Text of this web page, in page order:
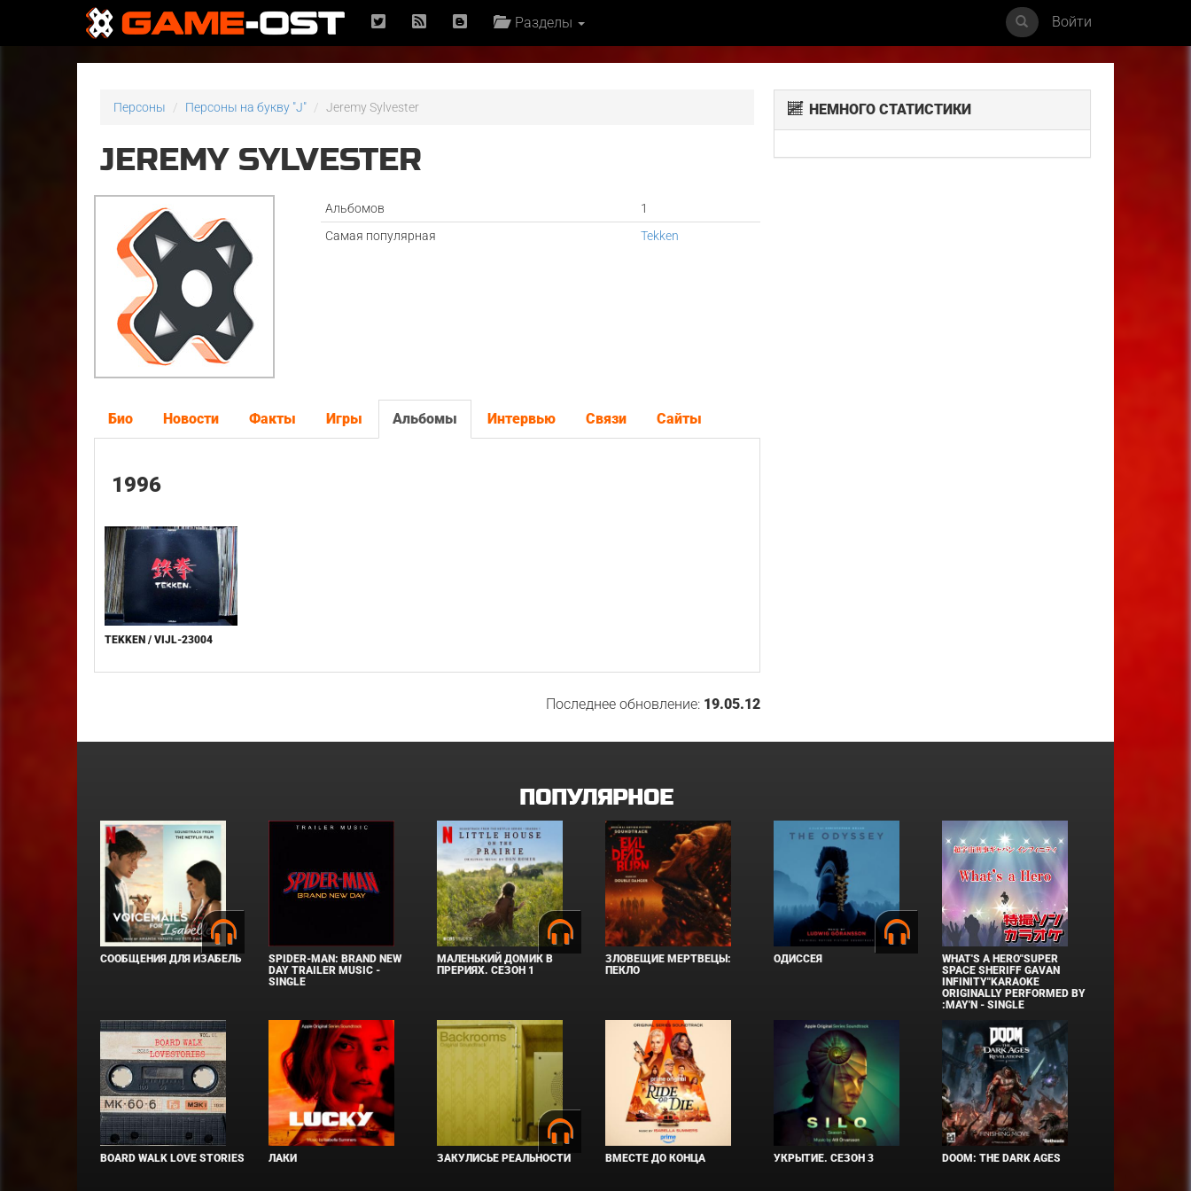
Разделы Войти
Персоны Персоны на букву "J" Jeremy Sylvester
JEREMY SYLVESTER
Альбомов
1
Самая популярная
Tekken
Био Новости Факты Игры Альбомы Интервью Связи Сайты
1996
TEKKEN / VIJL-23004
Последнее обновление: 19.05.12
НЕМНОГО СТАТИСТИКИ
ПОПУЛЯРНОЕ
СООБЩЕНИЯ ДЛЯ ИЗАБЕЛЬ
SPIDER-MAN: BRAND NEW
DAY TRAILER MUSIC -
SINGLE
МАЛЕНЬКИЙ ДОМИК В
ПРЕРИЯХ. СЕЗОН 1
ЗЛОВЕЩИЕ МЕРТВЕЦЫ:
ПЕКЛО
ОДИССЕЯ
WHAT'S A HERO"SUPER
SPACE SHERIFF GAVAN
INFINITY"KARAOKE
ORIGINALLY PERFORMED BY
:MAY'N - SINGLE
BOARD WALK LOVE STORIES ЛАКИ ЗАКУЛИСЬЕ РЕАЛЬНОСТИ ВМЕСТЕ ДО КОНЦА УКРЫТИЕ. СЕЗОН 3 DOOM: THE DARK AGES